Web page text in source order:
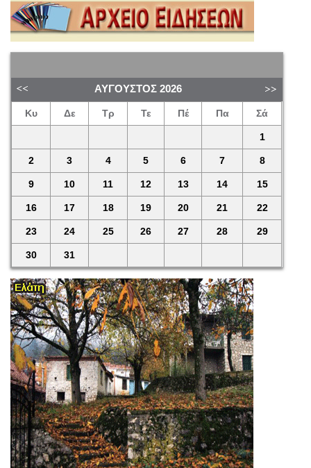
ΑΎΓΟΥΣΤΟΣ 2026
Κυ Δε Τρ Τε Πέ Πα Σά
1
2 3 4 5 6 7 8
9 10 11 12 13 14 15
16 17 18 19 20 21 22
23 24 25 26 27 28 29
30 31